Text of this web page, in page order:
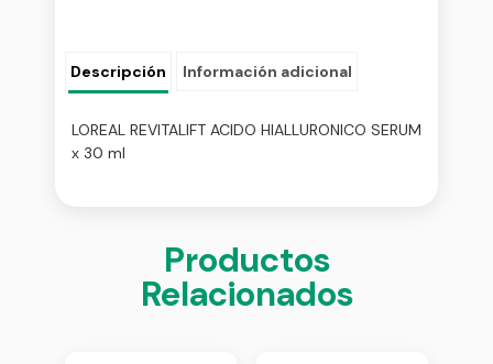
Descripción Información adicional
LOREAL REVITALIFT ACIDO HIALLURONICO SERUM
x 30 ml
Productos
Relacionados